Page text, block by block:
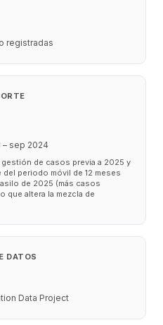
registradas
sep 2024
de casos previa a 2025 y
periodo móvil de 12 meses
de 2025 (más casos
que altera la mezcla de
DATOS
Data Project